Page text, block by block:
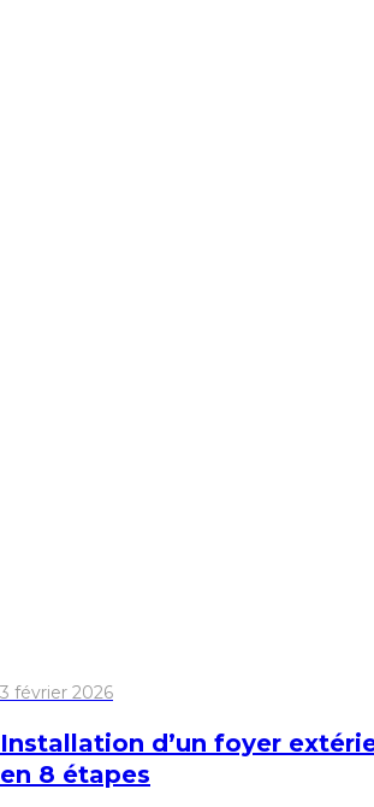
3 février 2026
Installation d’un foyer
en 8 étapes